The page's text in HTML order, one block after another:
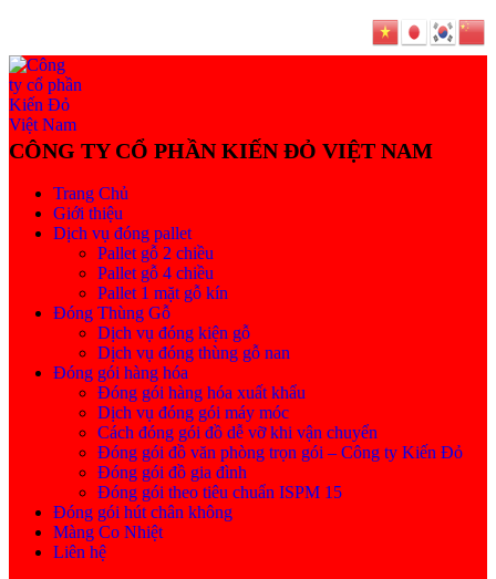
Trang Chủ
Giới thiệu
Dịch vụ đóng pallet
Pallet gỗ 2 chiều
Pallet gỗ 4 chiều
Pallet 1 mặt gỗ kín
Đóng Thùng Gỗ
Dịch vụ đóng kiện gỗ
Dịch vụ đóng thùng gỗ nan
Đóng gói hàng hóa
Đóng gói hàng hóa xuất khẩu
Dịch vụ đóng gói máy móc
Cách đóng gói đồ dễ vỡ khi vận chuyển
Đóng gói đồ văn phòng trọn gói – Công ty Kiến Đỏ
Đóng gói đồ gia đình
Đóng gói theo tiêu chuẩn ISPM 15
Đóng gói hút chân không
Màng Co Nhiệt
Liên hệ